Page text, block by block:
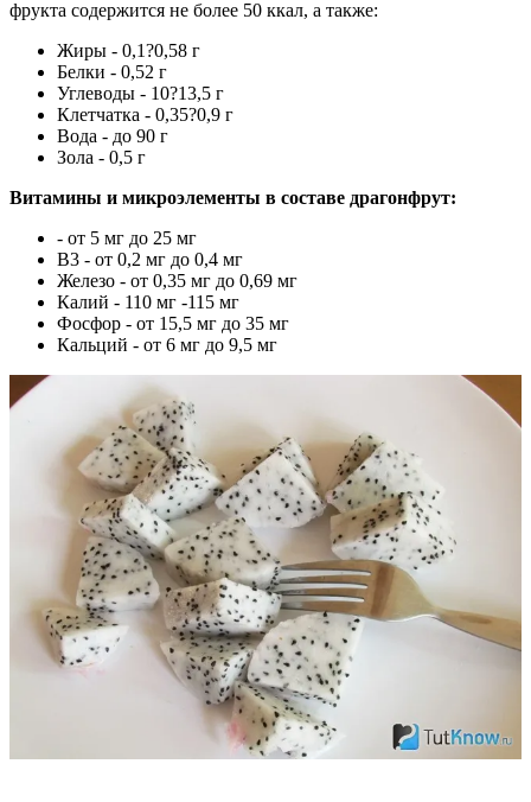
фрукта содержится не более 50 ккал, а также:
Жиры - 0,1?0,58 г
Белки - 0,52 г
Углеводы - 10?13,5 г
Клетчатка - 0,35?0,9 г
Вода - до 90 г
Зола - 0,5 г
Витамины и микроэлементы в составе драгонфрут:
- от 5 мг до 25 мг
В3 - от 0,2 мг до 0,4 мг
Железо - от 0,35 мг до 0,69 мг
Калий - 110 мг -115 мг
Фосфор - от 15,5 мг до 35 мг
Кальций - от 6 мг до 9,5 мг